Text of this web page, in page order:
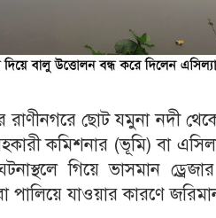
রাণীনগরে ছোট যমুনা নদী
কমিশনার (ভূমি) বা
গিয়ে ভাসমান
যাওয়ার কারণে